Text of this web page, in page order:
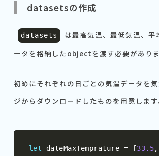
datasetsの作成
datasets
は最高気温、最低気温、平
ータを格納したobjectを渡す必要がありま
初めにそれぞれの日ごとの気温データを
ジからダウンロードしたものを用意します
let dateMaxTemprature = [33.5,